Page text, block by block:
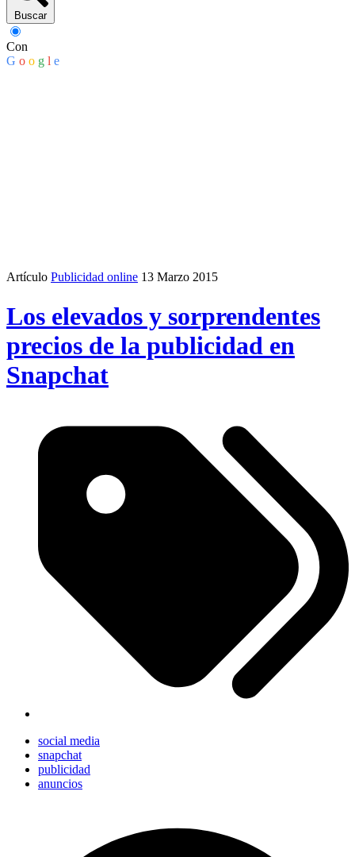
Buscar
Con
G o o g l e
Artículo Publicidad online 13 Marzo 2015
Los elevados y sorprendentes
precios de la publicidad en
Snapchat
social media
snapchat
publicidad
anuncios